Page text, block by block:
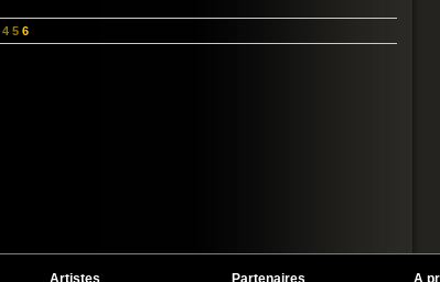
4 5 6
Artistes Partenaires A